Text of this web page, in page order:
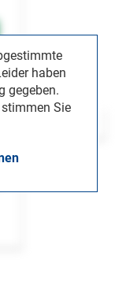
haben
gegeben.
Sie